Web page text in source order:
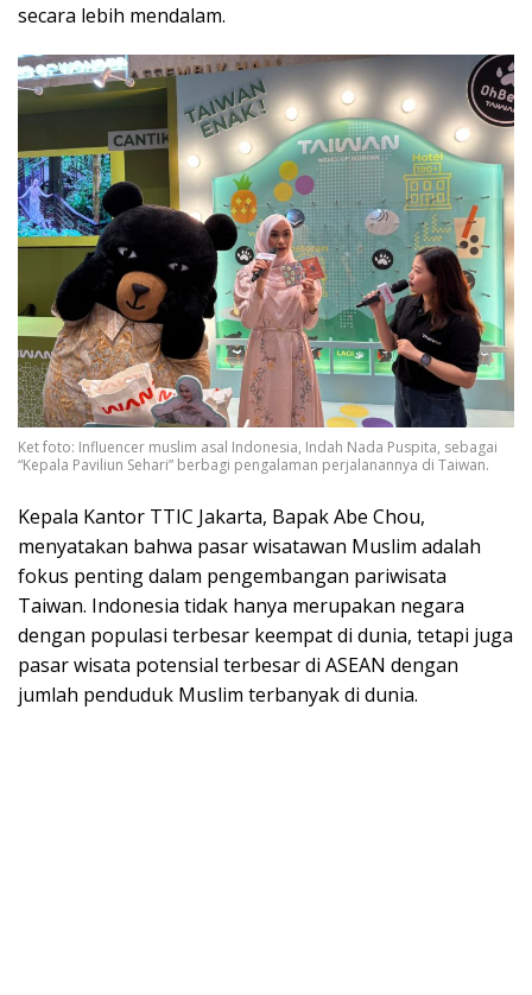
secara lebih mendalam.
Ket foto: Influencer muslim asal Indonesia, Indah Nada Puspita, sebagai
“Kepala Paviliun Sehari” berbagi pengalaman perjalanannya di Taiwan.
Kepala Kantor TTIC Jakarta, Bapak Abe Chou,
menyatakan bahwa pasar wisatawan Muslim adalah
fokus penting dalam pengembangan pariwisata
Taiwan. Indonesia tidak hanya merupakan negara
dengan populasi terbesar keempat di dunia, tetapi juga
pasar wisata potensial terbesar di ASEAN dengan
jumlah penduduk Muslim terbanyak di dunia.